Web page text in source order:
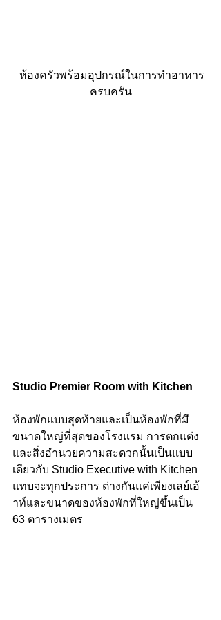
ครบครัน
Studio Premier Room with Kitchen
ห้องพักแบบสุดท้ายและเป็นห้องพักที่มี
ขนาดใหญ่ที่สุดของโรงแรม การตกแต่ง
และสิ่งอำนวยความสะดวกนั้นเป็นแบบ
เดียวกับ Studio Executive with Kitchen
แทบจะทุกประการ ต่างกันแค่เพียงเลย์เอ้
าท์และขนาดของห้องพักที่ใหญ่ขึ้นเป็น
63 ตารางเมตร